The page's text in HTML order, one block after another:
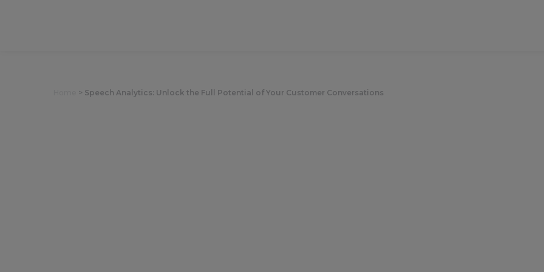
> Speech Analytics: Unlock the Full Potential of Your Customer Conversations